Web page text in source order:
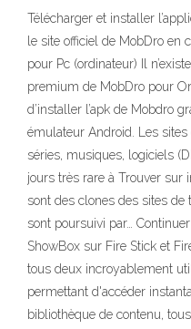
Télécharger et installer
le site officiel de MobDro en
pour Pc (ordinateur) Il
premium de MobDro pour
d’installer l’apk de Mobdro
émulateur Android. Les
séries, musiques, logiciels
jours très rare à Trouver sur
sont des clones des sites de
sont poursuivi par…
ShowBox sur Fire Stick et
tous deux incroyablement
permettant d'accéder
bibliothèque de contenu,